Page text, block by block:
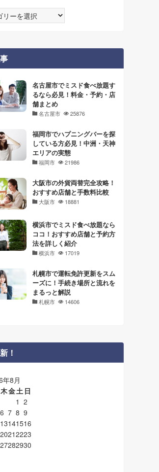
名古屋市でミスド食べ放題す
るなら必見！料金・予約・店
舗まとめ
名古屋市 25876
福岡市でハプニングバーを探
している方必見！中洲・天神
エリアの実態
福岡市 21986
大阪市の外貨両替完全攻略！
おすすめ店舗と手数料比較
大阪市 18881
横浜市でミスド食べ放題なら
ココ！おすすめ店舗と予約方
法を詳しく紹介
横浜市 17019
札幌市で運転免許更新をスム
ーズに！手続き場所と流れを
まるっと解説
札幌市 14606
！
年8月
木金土 日
1 2
6 7 8 9
13141516
20212223
27282930